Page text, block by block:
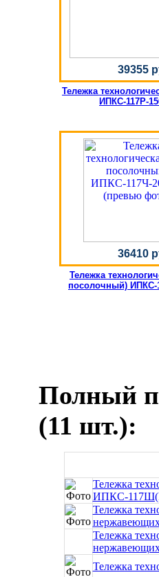
39355
Тележка
ИПКС-117Р-
36410
Тележка
посолочный) ИПКС-
Полный
(11 шт.):
Тележка
ИПКС-
Тележка
нержавеющих
Тележка
нержавеющих
Тележка